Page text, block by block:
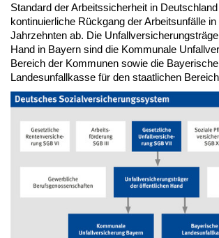
Standard der Arbeitssicherheit in
kontinuierliche Rückgang der Arbeitsunfälle
Jahrzehnten ab. Die
Hand in Bayern sind die Kommunale
Bereich der Kommunen sowie die Bayerische
Landesunfallkasse für den staatlichen